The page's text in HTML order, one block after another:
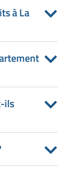
à La
ils